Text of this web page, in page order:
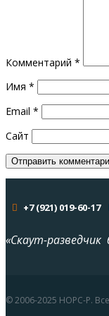
Комментарий *
Имя *
Email *
Сайт
+7 (921) 019-60-17
«Скаут-
© 2006-2025 НОРС-Р.